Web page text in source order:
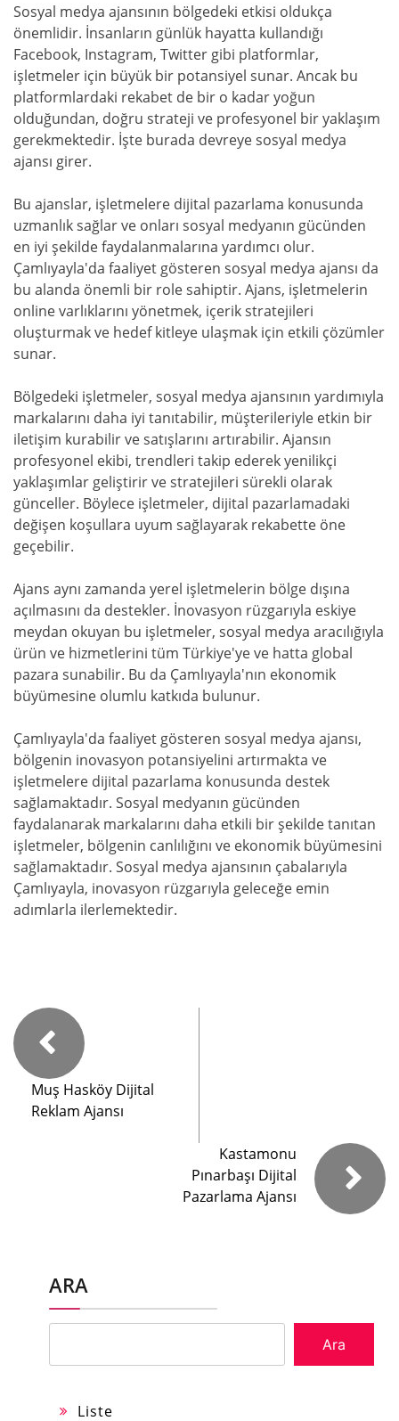
Sosyal medya ajansının bölgedeki etkisi oldukça
önemlidir. İnsanların günlük hayatta kullandığı
Facebook, Instagram, Twitter gibi platformlar,
işletmeler için büyük bir potansiyel sunar. Ancak bu
platformlardaki rekabet de bir o kadar yoğun
olduğundan, doğru strateji ve profesyonel bir yaklaşım
gerekmektedir. İşte burada devreye sosyal medya
ajansı girer.
Bu ajanslar, işletmelere dijital pazarlama konusunda
uzmanlık sağlar ve onları sosyal medyanın gücünden
en iyi şekilde faydalanmalarına yardımcı olur.
Çamlıyayla'da faaliyet gösteren sosyal medya ajansı da
bu alanda önemli bir role sahiptir. Ajans, işletmelerin
online varlıklarını yönetmek, içerik stratejileri
oluşturmak ve hedef kitleye ulaşmak için etkili çözümler
sunar.
Bölgedeki işletmeler, sosyal medya ajansının yardımıyla
markalarını daha iyi tanıtabilir, müşterileriyle etkin bir
iletişim kurabilir ve satışlarını artırabilir. Ajansın
profesyonel ekibi, trendleri takip ederek yenilikçi
yaklaşımlar geliştirir ve stratejileri sürekli olarak
günceller. Böylece işletmeler, dijital pazarlamadaki
değişen koşullara uyum sağlayarak rekabette öne
geçebilir.
Ajans aynı zamanda yerel işletmelerin bölge dışına
açılmasını da destekler. İnovasyon rüzgarıyla eskiye
meydan okuyan bu işletmeler, sosyal medya aracılığıyla
ürün ve hizmetlerini tüm Türkiye'ye ve hatta global
pazara sunabilir. Bu da Çamlıyayla'nın ekonomik
büyümesine olumlu katkıda bulunur.
Çamlıyayla'da faaliyet gösteren sosyal medya ajansı,
bölgenin inovasyon potansiyelini artırmakta ve
işletmelere dijital pazarlama konusunda destek
sağlamaktadır. Sosyal medyanın gücünden
faydalanarak markalarını daha etkili bir şekilde tanıtan
işletmeler, bölgenin canlılığını ve ekonomik büyümesini
sağlamaktadır. Sosyal medya ajansının çabalarıyla
Çamlıyayla, inovasyon rüzgarıyla geleceğe emin
adımlarla ilerlemektedir.
Muş Hasköy Dijital
Reklam Ajansı
Kastamonu
Pınarbaşı Dijital
Pazarlama Ajansı
ARA
Ara
Liste